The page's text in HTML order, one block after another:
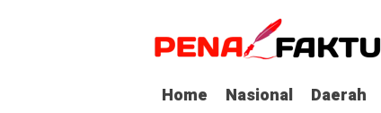
Home Nasional Daerah